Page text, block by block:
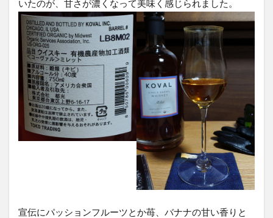
いたのが、甘さが濃くなって美味く感じられました。
宣伝にパッションフルーツとか苺、バナナの甘い香りと